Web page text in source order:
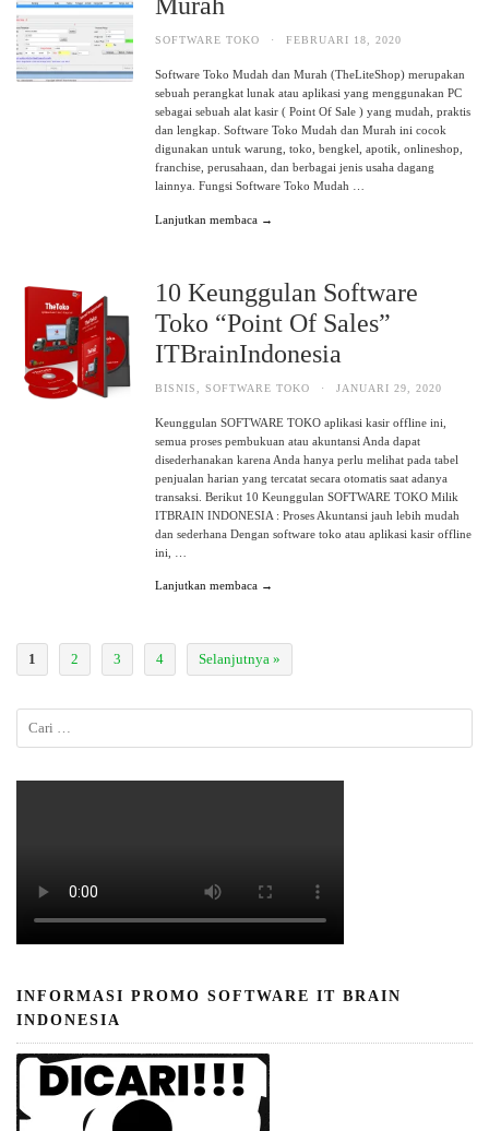
SOFTWARE TOKO · FEBRUARI 18, 2020
Software Toko Mudah dan Murah (TheLiteShop) merupakan
sebuah perangkat lunak atau aplikasi yang menggunakan PC
sebagai sebuah alat kasir ( Point Of Sale ) yang mudah, praktis
dan lengkap. Software Toko Mudah dan Murah ini cocok
digunakan untuk warung, toko, bengkel, apotik, onlineshop,
franchise, perusahaan, dan berbagai jenis usaha dagang
lainnya. Fungsi Software Toko Mudah …
Lanjutkan membaca →
10 Keunggulan Software
Toko “Point Of Sales”
ITBrainIndonesia
BISNIS ,SOFTWARE TOKO · JANUARI 29, 2020
Keunggulan SOFTWARE TOKO aplikasi kasir offline ini,
semua proses pembukuan atau akuntansi Anda dapat
disederhanakan karena Anda hanya perlu melihat pada tabel
penjualan harian yang tercatat secara otomatis saat adanya
transaksi. Berikut 10 Keunggulan SOFTWARE TOKO Milik
ITBRAIN INDONESIA : Proses Akuntansi jauh lebih mudah
dan sederhana Dengan software toko atau aplikasi kasir offline
ini, …
Lanjutkan membaca →
1 2 3 4 Selanjutnya »
INFORMASI PROMO SOFTWARE IT BRAIN
INDONESIA